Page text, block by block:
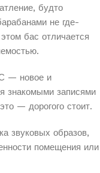
будто
не где-
бас отличается
— новое и
знакомыми записями
— дорогого стоит.
звуковых образов,
помещения или